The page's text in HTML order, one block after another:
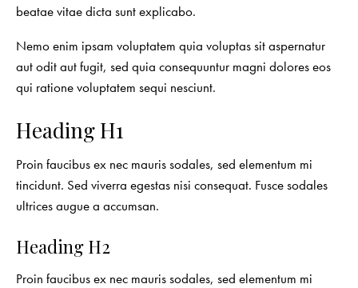
beatae vitae dicta sunt explicabo.
Nemo enim ipsam voluptatem quia voluptas sit aspernatur
aut odit aut fugit, sed quia consequuntur magni dolores eos
qui ratione voluptatem sequi nesciunt.
Heading H1
Proin faucibus ex nec mauris sodales, sed elementum mi
tincidunt. Sed viverra egestas nisi consequat. Fusce sodales
ultrices augue a accumsan.
Heading H2
Proin faucibus ex nec mauris sodales, sed elementum mi